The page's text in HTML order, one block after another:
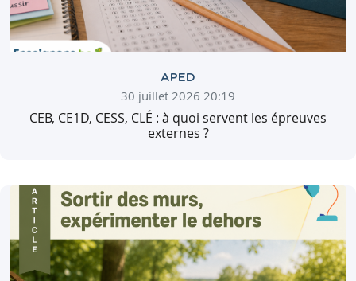
APED
30 juillet 2026 20:19
CEB, CE1D, CESS, CLÉ : à quoi servent les épreuves
externes ?